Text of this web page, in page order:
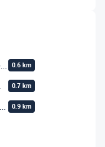
0.6 km
0.7 km
0.9 km